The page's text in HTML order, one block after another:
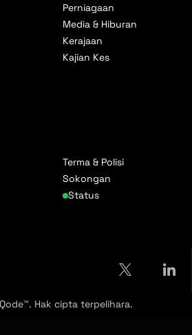
Perniagaan
Media & Hiburan
Kerajaan
Kajian Kes
Terma & Polisi
Sokongan
Status
Hak cipta terpelihara.